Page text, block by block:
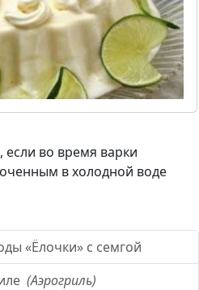
если во время варки
в холодной воде
«Ёлочки» с семгой
(Аэрогриль)